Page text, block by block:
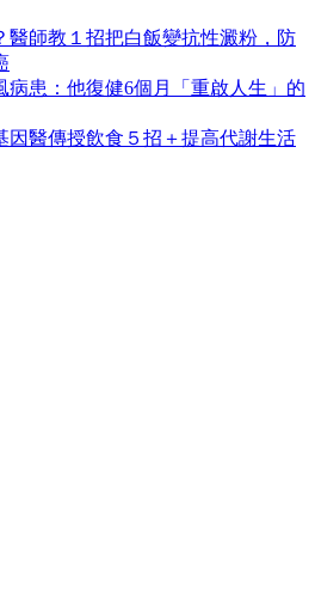
醫師教１招把白飯變抗性澱粉，防
病患：他復健6個月「重啟人生」的
因醫傳授飲食５招＋提高代謝生活